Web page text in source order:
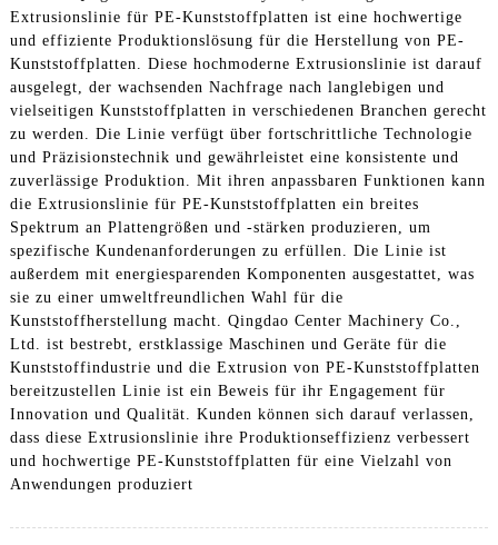
Extrusionslinie für PE-Kunststoffplatten ist eine hochwertige
und effiziente Produktionslösung für die Herstellung von PE-
Kunststoffplatten. Diese hochmoderne Extrusionslinie ist darauf
ausgelegt, der wachsenden Nachfrage nach langlebigen und
vielseitigen Kunststoffplatten in verschiedenen Branchen gerecht
zu werden. Die Linie verfügt über fortschrittliche Technologie
und Präzisionstechnik und gewährleistet eine konsistente und
zuverlässige Produktion. Mit ihren anpassbaren Funktionen kann
die Extrusionslinie für PE-Kunststoffplatten ein breites
Spektrum an Plattengrößen und -stärken produzieren, um
spezifische Kundenanforderungen zu erfüllen. Die Linie ist
außerdem mit energiesparenden Komponenten ausgestattet, was
sie zu einer umweltfreundlichen Wahl für die
Kunststoffherstellung macht. Qingdao Center Machinery Co.,
Ltd. ist bestrebt, erstklassige Maschinen und Geräte für die
Kunststoffindustrie und die Extrusion von PE-Kunststoffplatten
bereitzustellen Linie ist ein Beweis für ihr Engagement für
Innovation und Qualität. Kunden können sich darauf verlassen,
dass diese Extrusionslinie ihre Produktionseffizienz verbessert
und hochwertige PE-Kunststoffplatten für eine Vielzahl von
Anwendungen produziert